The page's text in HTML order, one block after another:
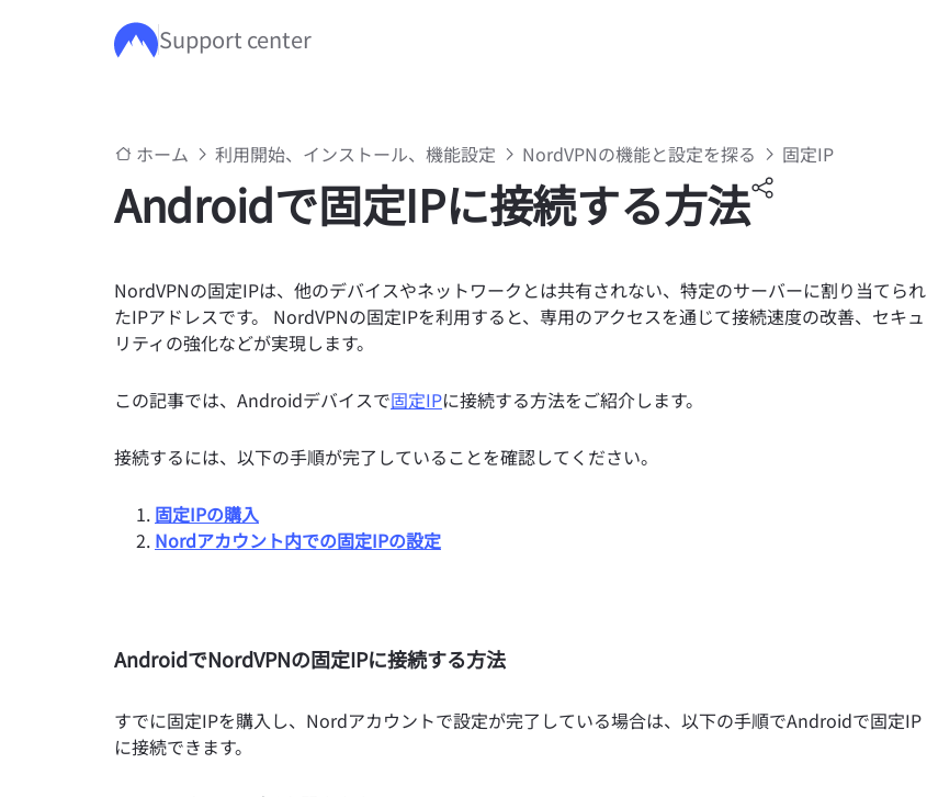
メインコンテンツにスキップ
Support center
ホーム 利用開始、インストール、機能設定 NordVPNの機能と設定を探る 固定IP
Androidで固定IPに接続する方法
NordVPNの固定IPは、他のデバイスやネットワークとは共有されない、特定のサーバーに割り当てられ
たIPアドレスです。 NordVPNの固定IPを利用すると、専用のアクセスを通じて接続速度の改善、セキュ
リティの強化などが実現します。
この記事では、Androidデバイスで固定IPに接続する方法をご紹介します。
接続するには、以下の手順が完了していることを確認してください。
固定IPの購入
Nordアカウント内での固定IPの設定
AndroidでNordVPNの固定IPに接続する方法
すでに固定IPを購入し、Nordアカウントで設定が完了している場合は、以下の手順でAndroidで固定IP
に接続できます。